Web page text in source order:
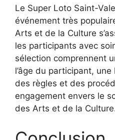
Le Super Loto Saint-
événement très
Arts et de la Culture
les participants avec
sélection comprennent
l’âge du participant,
des règles et des
engagement envers le
des Arts et de la